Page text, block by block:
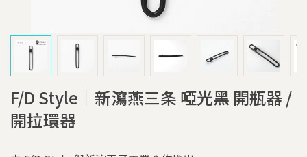
F/D Style｜新瀉燕三条 啞光黑 開瓶器 /
開拉環器